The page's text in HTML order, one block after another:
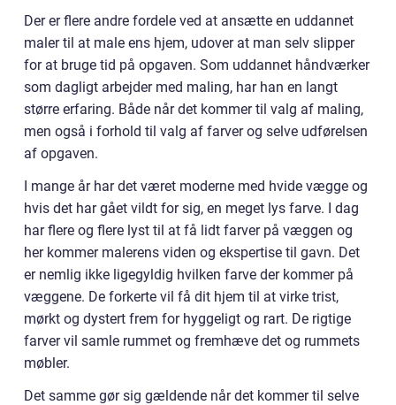
Der er flere andre fordele ved at ansætte en uddannet
maler til at male ens hjem, udover at man selv slipper
for at bruge tid på opgaven. Som uddannet håndværker
som dagligt arbejder med maling, har han en langt
større erfaring. Både når det kommer til valg af maling,
men også i forhold til valg af farver og selve udførelsen
af opgaven.
I mange år har det været moderne med hvide vægge og
hvis det har gået vildt for sig, en meget lys farve. I dag
har flere og flere lyst til at få lidt farver på væggen og
her kommer malerens viden og ekspertise til gavn. Det
er nemlig ikke ligegyldig hvilken farve der kommer på
væggene. De forkerte vil få dit hjem til at virke trist,
mørkt og dystert frem for hyggeligt og rart. De rigtige
farver vil samle rummet og fremhæve det og rummets
møbler.
Det samme gør sig gældende når det kommer til selve